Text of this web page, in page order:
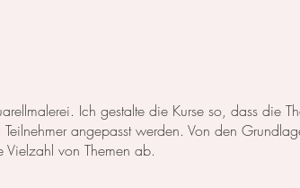
Ich gestalte die Kurse so, dass die
angepasst werden. Von den
Vielzahl von Themen ab.